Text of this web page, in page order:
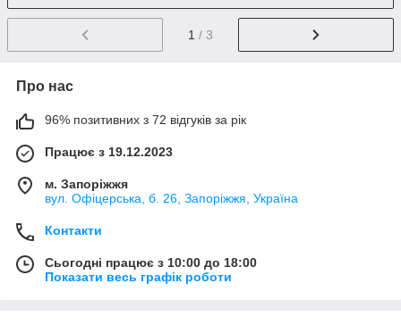
1 / 3
Про нас
96% позитивних з 72 відгуків за рік
Працює з 19.12.2023
м. Запоріжжя
вул. Офіцерська, б. 26, Запоріжжя, Україна
Контакти
Сьогодні працює з 10:00 до 18:00
Показати весь графік роботи